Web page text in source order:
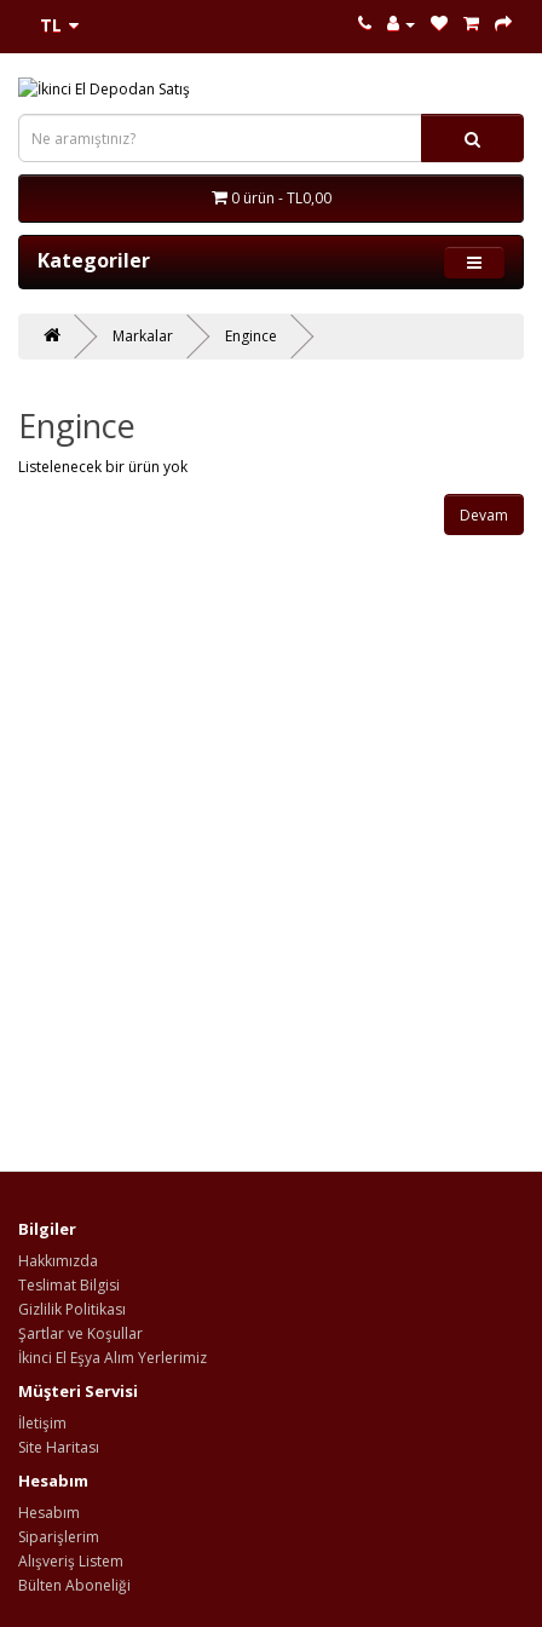
TL
0 ürün - TL0,00
Kategoriler
Markalar Engince
Engince
Listelenecek bir ürün yok
Devam
Bilgiler
Hakkımızda
Teslimat Bilgisi
Gizlilik Politikası
Şartlar ve Koşullar
İkinci El Eşya Alım Yerlerimiz
Müşteri Servisi
İletişim
Site Haritası
Hesabım
Hesabım
Siparişlerim
Alışveriş Listem
Bülten Aboneliği